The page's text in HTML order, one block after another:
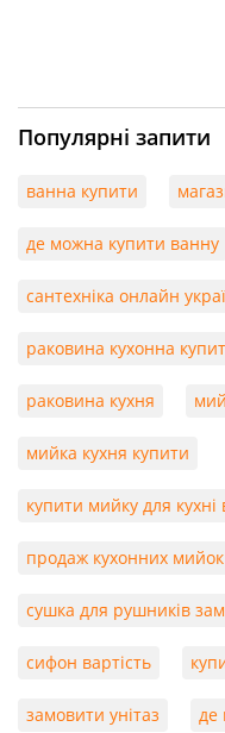
Популярні запити
ванна купити
де можна купити ванну
сантехніка онлайн
раковина кухонна
раковина кухня
мийка кухня купити
купити мийку для кухні
продаж кухонних мийок
сушка для рушників
сифон вартість
замовити унітаз де